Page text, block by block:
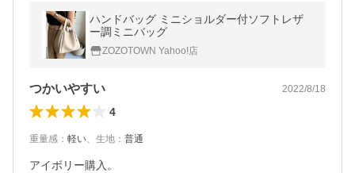
ハンドバッグ ミニショルダー付ソフトレザ
ー調ミニバッグ
ZOZOTOWN Yahoo!店
つかいやすい 2022/8/18
4
重量感 ： 軽い、 生地 ： 普通
アイボリー購入。